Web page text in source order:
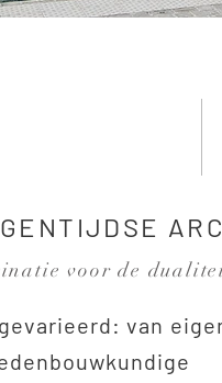
voor de
van